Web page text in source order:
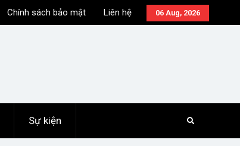
06 Aug, 2026
Chính sách bảo mật Liên hệ
Sự kiện